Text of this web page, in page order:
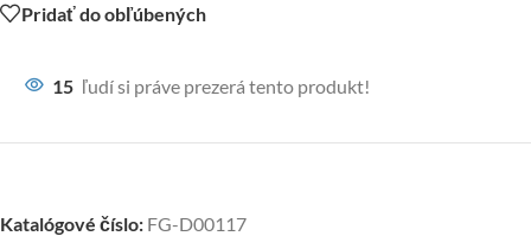
Pridať do obľúbených
15 ľudí si práve prezerá tento produkt!
Katalógové číslo: FG-D00117